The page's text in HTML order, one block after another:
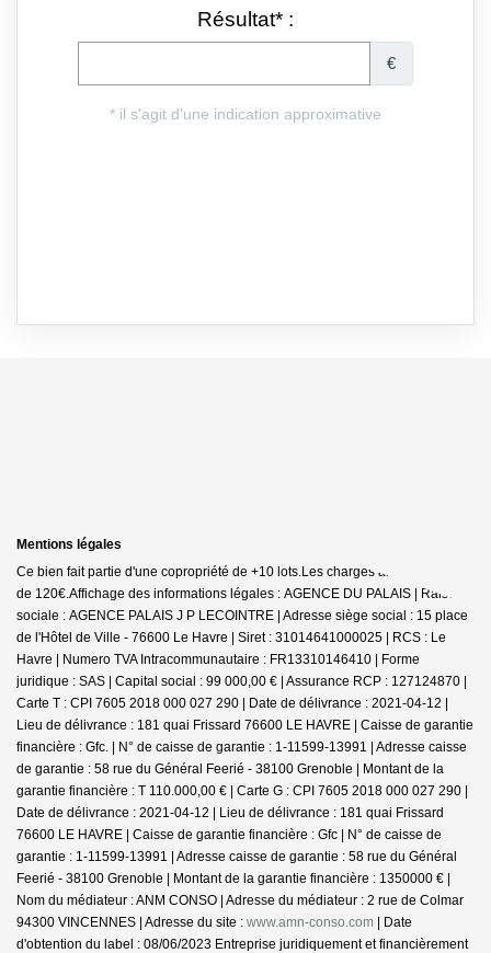
Mentions légales
Ce bien fait partie d'une copropriété de +10 lots.Les charges annuelles sont
de 120€.Affichage des informations légales : AGENCE DU PALAIS | Raison
sociale : AGENCE PALAIS J P LECOINTRE | Adresse siège social : 15 place
de l'Hôtel de Ville - 76600 Le Havre | Siret : 31014641000025 | RCS : Le
Havre | Numero TVA Intracommunautaire : FR13310146410 | Forme
juridique : SAS | Capital social : 99 000,00 € | Assurance RCP : 127124870 |
Carte T : CPI 7605 2018 000 027 290 | Date de délivrance : 2021-04-12 |
Lieu de délivrance : 181 quai Frissard 76600 LE HAVRE | Caisse de garantie
financière : Gfc. | N° de caisse de garantie : 1-11599-13991 | Adresse caisse
de garantie : 58 rue du Général Feerié - 38100 Grenoble | Montant de la
garantie financière : T 110.000,00 € | Carte G : CPI 7605 2018 000 027 290 |
Date de délivrance : 2021-04-12 | Lieu de délivrance : 181 quai Frissard
76600 LE HAVRE | Caisse de garantie financière : Gfc | N° de caisse de
garantie : 1-11599-13991 | Adresse caisse de garantie : 58 rue du Général
Feerié - 38100 Grenoble | Montant de la garantie financière : 1350000 € |
Nom du médiateur : ANM CONSO | Adresse du médiateur : 2 rue de Colmar
94300 VINCENNES | Adresse du site : www.amn-conso.com | Date
d'obtention du label : 08/06/2023 Entreprise juridiquement et financièrement